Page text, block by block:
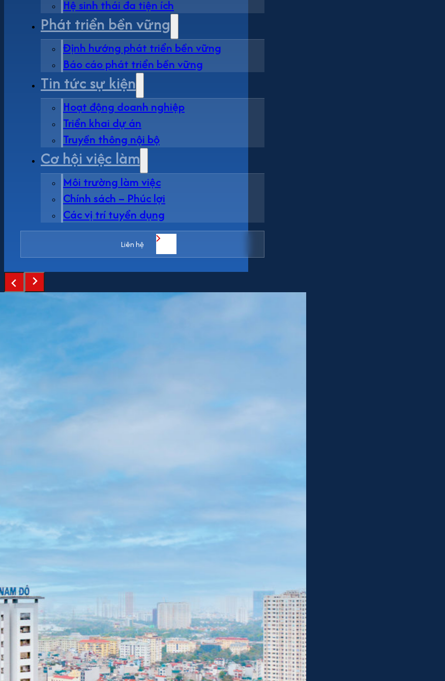
Hệ sinh thái đa tiện ích
Phát triển bền vững
Định hướng phát triển bền vững
Báo cáo phát triển bền vững
Tin tức sự kiện
Hoạt động doanh nghiệp
Triển khai dự án
Truyền thông nội bộ
Cơ hội việc làm
Môi trường làm việc
Chính sách – Phúc lợi
Các vị trí tuyển dụng
Liên hệ